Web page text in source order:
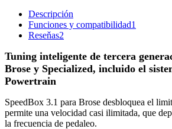
Descripción
Funciones y compatibilidad1
Reseňas2
Tuning inteligente de tercera
Brose y Specialized, incluido el
Powertrain
SpeedBox 3.1 para Brose desbloquea el
permite una velocidad casi ilimitada, que
la frecuencia de pedaleo.